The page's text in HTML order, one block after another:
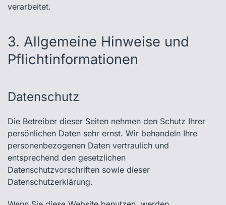
verarbeitet.
3. Allgemeine Hinweise und
Pflicht­informationen
Datenschutz
Die Betreiber dieser Seiten nehmen den Schutz Ihrer
persönlichen Daten sehr ernst. Wir behandeln Ihre
personenbezogenen Daten vertraulich und
entsprechend den gesetzlichen
Datenschutzvorschriften sowie dieser
Datenschutzerklärung.